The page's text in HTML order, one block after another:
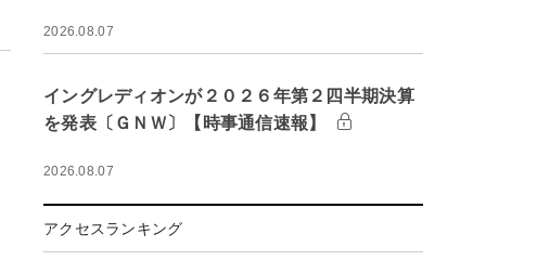
2026.08.07
イングレディオンが２０２６年第２四半期決算
を発表〔ＧＮＷ〕【時事通信速報】
2026.08.07
アクセスランキング